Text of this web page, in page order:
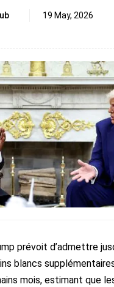
19 May, 2026
prévoit d’admettre
blancs
mois, estimant que